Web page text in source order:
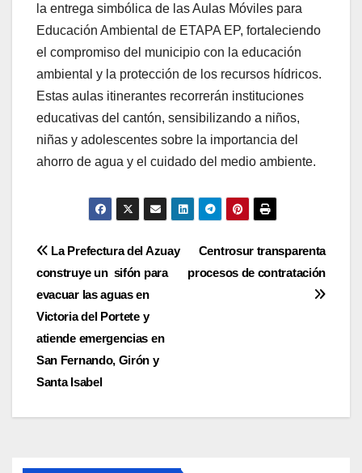
la entrega simbólica de las Aulas Móviles para
Educación Ambiental de ETAPA EP, fortaleciendo
el compromiso del municipio con la educación
ambiental y la protección de los recursos hídricos.
Estas aulas itinerantes recorrerán instituciones
educativas del cantón, sensibilizando a niños,
niñas y adolescentes sobre la importancia del
ahorro de agua y el cuidado del medio ambiente.
Navegación
de
entradas
Centrosur transparenta
procesos de contratación
La Prefectura del Azuay
construye un sifón para
evacuar las aguas en
Victoria del Portete y
atiende emergencias en
San Fernando, Girón y
Santa Isabel